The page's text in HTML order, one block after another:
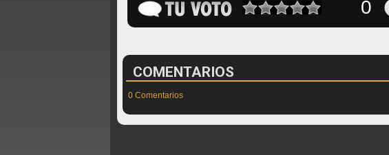
COMENTARIOS
0 Comentarios